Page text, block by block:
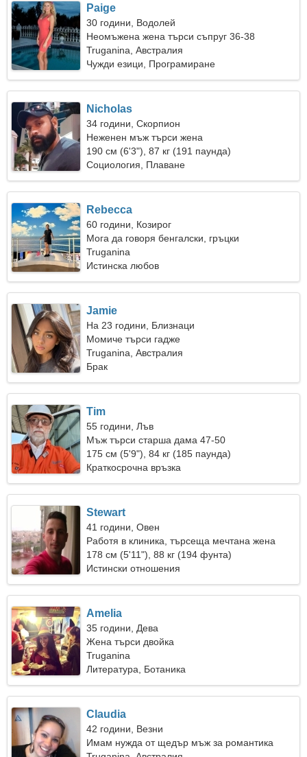
Paige
30 години, Водолей
Неомъжена жена търси съпруг 36-38
Truganina, Австралия
Чужди езици, Програмиране
Nicholas
34 години, Скорпион
Неженен мъж търси жена
190 см (6'3"), 87 кг (191 паунда)
Социология, Плаване
Rebecca
60 години, Козирог
Мога да говоря бенгалски, гръцки
Truganina
Истинска любов
Jamie
На 23 години, Близнаци
Момиче търси гадже
Truganina, Австралия
Брак
Tim
55 години, Лъв
Мъж търси старша дама 47-50
175 см (5'9"), 84 кг (185 паунда)
Краткосрочна връзка
Stewart
41 години, Овен
Работя в клиника, търсеща мечтана жена
178 см (5'11"), 88 кг (194 фунта)
Истински отношения
Amelia
35 години, Дева
Жена търси двойка
Truganina
Литература, Ботаника
Claudia
42 години, Везни
Имам нужда от щедър мъж за романтика